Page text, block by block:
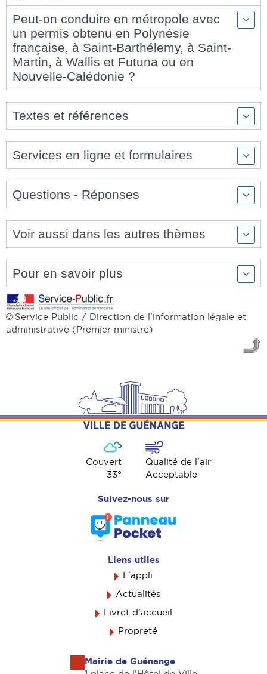
Peut-on conduire en métropole avec
un permis obtenu en Polynésie
française, à Saint-Barthélemy, à Saint-
Martin, à Wallis et Futuna ou en
Nouvelle-Calédonie ?
Textes et références
Services en ligne et formulaires
Questions - Réponses
Voir aussi dans les autres thèmes
Pour en savoir plus
© Service Public / Direction de l'information légale et
administrative (Premier ministre)
Couvert
33°
Qualité de l'air
Acceptable
Suivez-nous sur
Liens utiles
L'appli
Actualités
Livret d’accueil
Propreté
Mairie de Guénange